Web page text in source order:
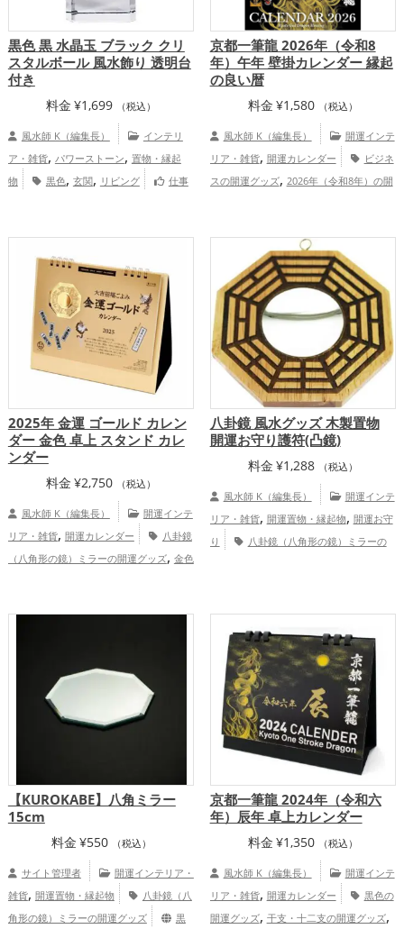
黒色 黒 水晶玉 ブラック クリ
スタルボール 風水飾り 透明台
付き
料金 ¥1,699 （税込）
風水師 K（編集長）
インテリ
ア・雑貨, パワーストーン, 置物・縁起
物
黒色, 玄関, リビング
仕事
京都一筆龍 2026年（令和8
年）午年 壁掛カレンダー 縁起
の良い暦
料金 ¥1,580 （税込）
風水師 K（編集長）
開運インテ
リア・雑貨, 開運カレンダー
ビジネ
スの開運グッズ, 2026年（令和8年）の開
健康運アップ,家庭運・家族運アッ
総合運・全体運アップ
2025年 金運 ゴールド カレン
ダー 金色 卓上 スタンド カレ
ンダー
料金 ¥2,750 （税込）
風水師 K（編集長）
開運インテ
リア・雑貨, 開運カレンダー
八卦鏡
（八角形の鏡）ミラーの開運グッズ, 金色
運・全体運アップ
八卦鏡 風水グッズ 木製置物
開運お守り護符(凸鏡)
料金 ¥1,288 （税込）
風水師 K（編集長）
開運インテ
リア・雑貨, 開運置物・縁起物, 開運お守
り
八卦鏡（八角形の鏡）ミラーの
【KUROKABE】八角ミラー
15cm
料金 ¥550 （税込）
サイト管理者
開運インテリア・
雑貨, 開運置物・縁起物
八卦鏡（八
角形の鏡）ミラーの開運グッズ
黒
京都一筆龍 2024年（令和六
年）辰年 卓上カレンダー
料金 ¥1,350 （税込）
風水師 K（編集長）
開運インテ
リア・雑貨, 開運カレンダー
黒色の
開運グッズ, 干支・十二支の開運グッズ,